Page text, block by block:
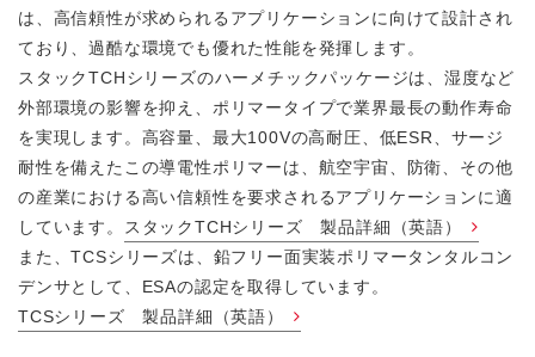
は、高信頼性が求められるアプリケーションに向けて設計され
ており、過酷な環境でも優れた性能を発揮します。
スタックTCHシリーズのハーメチックパッケージは、湿度など
外部環境の影響を抑え、ポリマータイプで業界最長の動作寿命
を実現します。高容量、最大100Vの高耐圧、低ESR、サージ
耐性を備えたこの導電性ポリマーは、航空宇宙、防衛、その他
の産業における高い信頼性を要求されるアプリケーションに適
しています。 スタックTCHシリーズ 製品詳細（英語）
また、TCSシリーズは、鉛フリー面実装ポリマータンタルコン
デンサとして、ESAの認定を取得しています。
TCSシリーズ 製品詳細（英語）